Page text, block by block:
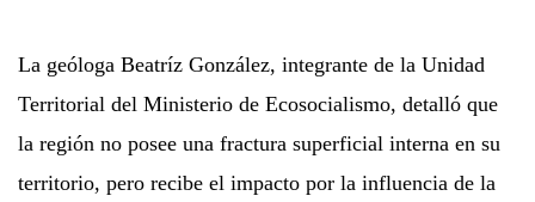
La geóloga Beatríz González, integrante de la Unidad
Territorial del Ministerio de Ecosocialismo, detalló que
la región no posee una fractura superficial interna en su
territorio, pero recibe el impacto por la influencia de la